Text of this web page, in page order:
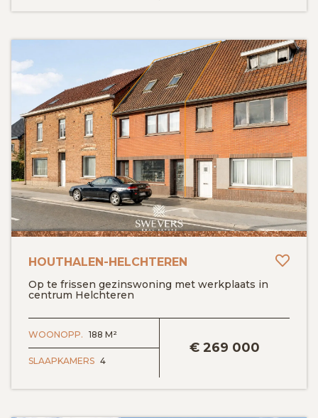
HOUTHALEN-HELCHTEREN
Op te frissen gezinswoning met werkplaats in
centrum Helchteren
€ 269 000
WOONOPP. 188 M²
SLAAPKAMERS 4
BEKIJK DETAILS